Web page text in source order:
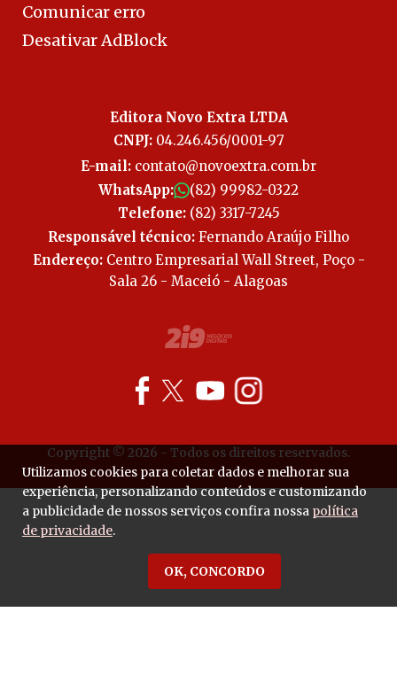
Comunicar erro
Desativar AdBlock
Editora Novo Extra LTDA
CNPJ:04.246.456/0001-97
E-mail: contato@novoextra.com.br
WhatsApp:
(82) 99982-0322
Telefone:(82) 3317-7245
Responsável técnico: Fernando Araújo Filho
Endereço:Centro Empresarial Wall Street, Poço -
Sala 26 - Maceió - Alagoas
Copyright © 2026 - Todos os direitos reservados.
Utilizamos cookies para coletar dados e melhorar sua
experiência, personalizando conteúdos e customizando
a publicidade de nossos serviços confira nossa política
de privacidade.
OK, CONCORDO